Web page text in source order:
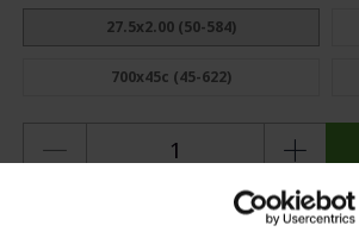
27.5x2.00 (50-584)
700x45c (45-622)
Levering: 1-2 dage